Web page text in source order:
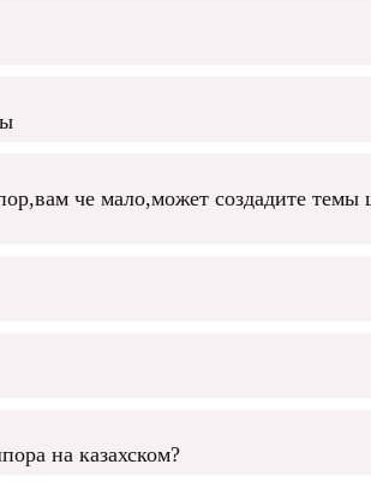
че мало,может создадите темы
на казахском?